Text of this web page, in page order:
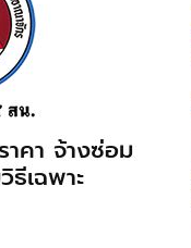
าคา จ้างซ่อม
ธีเฉพาะ